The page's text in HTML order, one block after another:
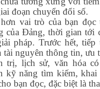
đoạn chuyển đổi số.
vai trò của bạn đọc
của Đảng, thời gian tới
pháp. Trước hết, tiếp
tài nguyên thông tin, ưu
trị, lịch sử, văn hóa
kỹ năng tìm kiếm, khai
bạn đọc, đặc biệt là